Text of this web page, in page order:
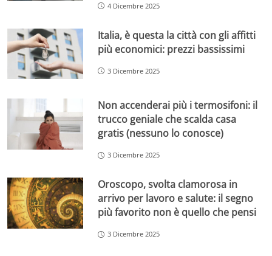
4 Dicembre 2025
Italia, è questa la città con gli affitti
più economici: prezzi bassissimi
3 Dicembre 2025
Non accenderai più i termosifoni: il
trucco geniale che scalda casa
gratis (nessuno lo conosce)
3 Dicembre 2025
Oroscopo, svolta clamorosa in
arrivo per lavoro e salute: il segno
più favorito non è quello che pensi
3 Dicembre 2025